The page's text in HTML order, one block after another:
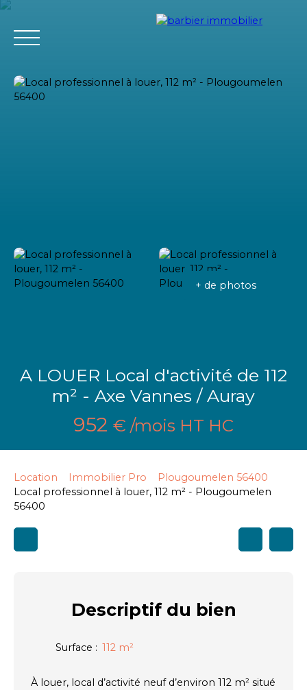
+ de photos
A LOUER Local d'activité de 112
m² - Axe Vannes / Auray
952 € /mois HT HC
Location Immobilier Pro
Plougoumelen 56400
Local professionnel à louer, 112 m² - Plougoumelen
56400
Descriptifdu bien
Surface : 112 m²
À louer, local d’activité neuf d’environ 112 m² situé